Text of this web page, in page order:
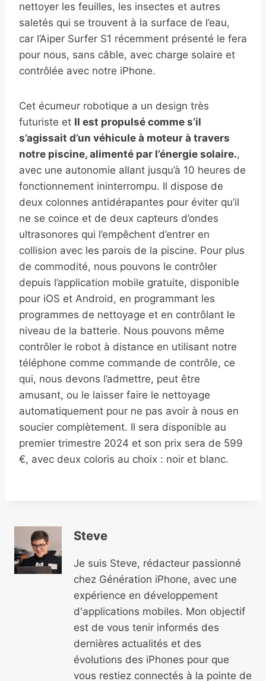
nettoyer les feuilles, les insectes et autres
saletés qui se trouvent à la surface de l’eau,
car l’Aiper Surfer S1 récemment présenté le fera
pour nous, sans câble, avec charge solaire et
contrôlée avec notre iPhone.
Cet écumeur robotique a un design très
futuriste et Il est propulsé comme s’il
s’agissait d’un véhicule à moteur à travers
notre piscine, alimenté par l’énergie solaire.,
avec une autonomie allant jusqu’à 10 heures de
fonctionnement ininterrompu. Il dispose de
deux colonnes antidérapantes pour éviter qu’il
ne se coince et de deux capteurs d’ondes
ultrasonores qui l’empêchent d’entrer en
collision avec les parois de la piscine. Pour plus
de commodité, nous pouvons le contrôler
depuis l’application mobile gratuite, disponible
pour iOS et Android, en programmant les
programmes de nettoyage et en contrôlant le
niveau de la batterie. Nous pouvons même
contrôler le robot à distance en utilisant notre
téléphone comme commande de contrôle, ce
qui, nous devons l’admettre, peut être
amusant, ou le laisser faire le nettoyage
automatiquement pour ne pas avoir à nous en
soucier complètement. Il sera disponible au
premier trimestre 2024 et son prix sera de 599
€, avec deux coloris au choix : noir et blanc.
Steve
Je suis Steve, rédacteur passionné
chez Génération iPhone, avec une
expérience en développement
d'applications mobiles. Mon objectif
est de vous tenir informés des
dernières actualités et des
évolutions des iPhones pour que
vous restiez connectés à la pointe de